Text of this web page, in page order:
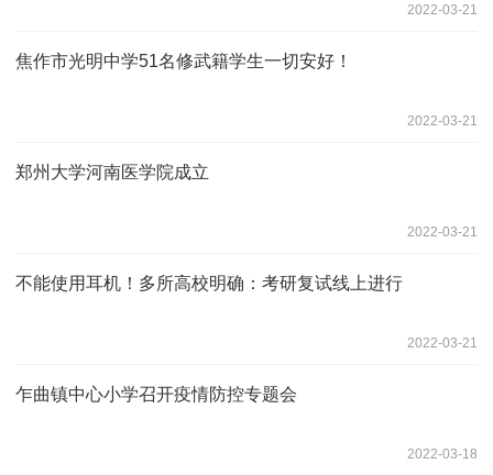
2022-03-21
焦作市光明中学51名修武籍学生一切安好！
2022-03-21
郑州大学河南医学院成立
2022-03-21
不能使用耳机！多所高校明确：考研复试线上进行
2022-03-21
乍曲镇中心小学召开疫情防控专题会
2022-03-18